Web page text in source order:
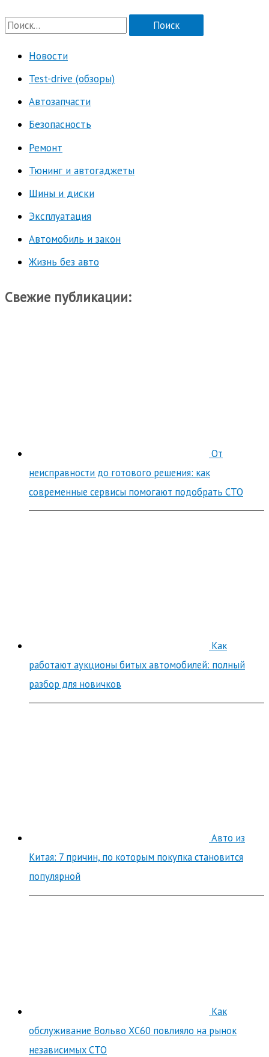
П
Новости
Test-drive (обзоры)
Автозапчасти
Безопасность
Ремонт
Тюнинг и автогаджеты
Шины и диски
Эксплуатация
Автомобиль и закон
Жизнь без авто
Свежие публикации:
От
неисправности до готового решения: как
современные сервисы помогают подобрать СТО
Как
работают аукционы битых автомобилей: полный
разбор для новичков
Авто из
Китая: 7 причин, по которым покупка становится
популярной
Как
обслуживание Вольво ХС60 повлияло на рынок
независимых СТО